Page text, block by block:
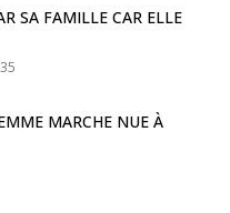
SA FAMILLE CAR ELLE
MARCHE NUE À